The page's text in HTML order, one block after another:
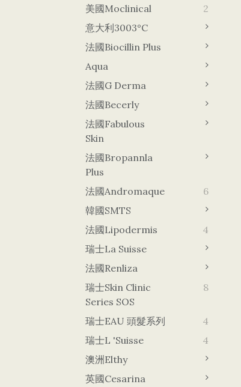
美國Moclinical
2
意大利3003°C
法國Biocillin Plus
Aqua
法國G Derma
法國Becerly
法國Fabulous
Skin
法國Bropannla
Plus
法國Andromaque
6
韓國sMTS
法國Lipodermis
4
瑞士La Suisse
法國Renliza
瑞士Skin Clinic
Series SOS
8
瑞士EAU 頭髮系列
4
瑞士L 'Suisse
4
澳洲Elthy
英國Cesarina